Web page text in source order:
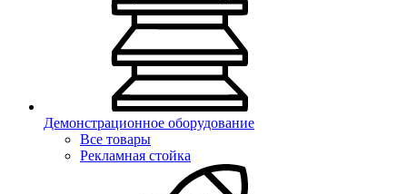
Демонстрационное оборудование
Все товары
Рекламная стойка